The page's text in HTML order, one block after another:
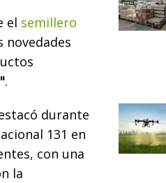
el semillero
novedades
.
durante
131 en
con una
la